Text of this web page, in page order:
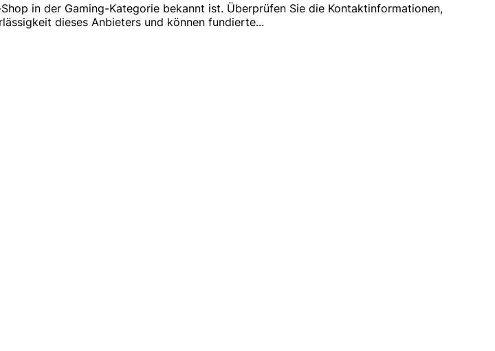
in der Gaming-Kategorie bekannt ist. Überprüfen Sie die Kontaktinformationen,
dieses Anbieters und können fundierte...